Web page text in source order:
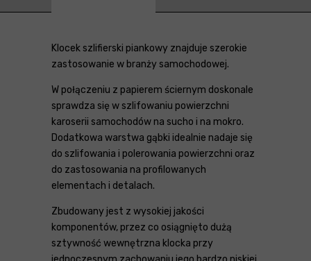
Klocek szlifierski piankowy znajduje szerokie
zastosowanie w branży samochodowej.
W połączeniu z papierem ściernym doskonale
sprawdza się w szlifowaniu powierzchni
karoserii samochodów na sucho i na mokro.
Dodatkowa warstwa gąbki idealnie nadaje się
do szlifowania i polerowania powierzchni oraz
do zastosowania na profilowanych
elementach i detalach.
Zbudowany jest z wysokiej jakości
komponentów, przez co osiągnięto dużą
sztywność wewnętrzna klocka przy